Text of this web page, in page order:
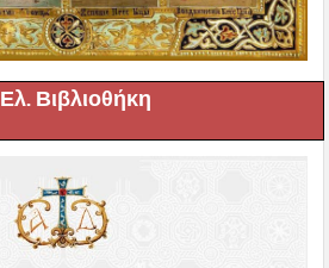
Ελ. Βιβλιοθήκη